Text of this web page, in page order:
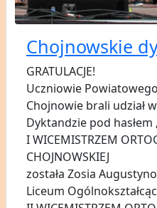
Chojnowskie
GRATULACJE!
Uczniowie Powiatowego
Chojnowie brali udział
Dyktandzie pod hasłem
I WICEMISTRZEM
CHOJNOWSKIEJ
została Zosia
Liceum